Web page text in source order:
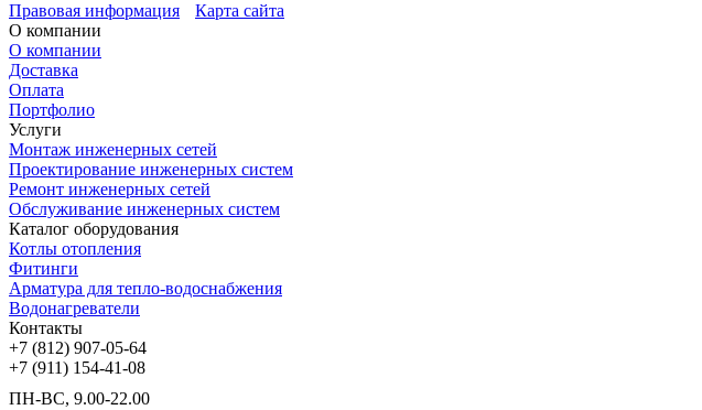
Правовая информация
Карта сайта
О компании
О компании
Доставка
Оплата
Портфолио
Услуги
Монтаж инженерных сетей
Проектирование инженерных систем
Ремонт инженерных сетей
Обслуживание инженерных систем
Каталог оборудования
Котлы отопления
Фитинги
Арматура для тепло-водоснабжения
Водонагреватели
Контакты
+7 (812) 907-05-64
+7 (911) 154-41-08
ПН-ВС, 9.00-22.00